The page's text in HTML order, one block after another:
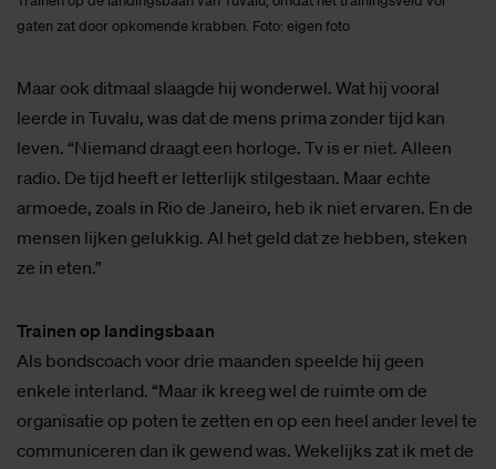
gaten zat door opkomende krabben. Foto: eigen foto
Maar ook ditmaal slaagde hij wonderwel. Wat hij vooral
leerde in Tuvalu, was dat de mens prima zonder tijd kan
leven. “Niemand draagt een horloge. Tv is er niet. Alleen
radio. De tijd heeft er letterlijk stilgestaan. Maar echte
armoede, zoals in Rio de Janeiro, heb ik niet ervaren. En de
mensen lijken gelukkig. Al het geld dat ze hebben, steken
ze in eten.”
Trainen op landingsbaan
Als bondscoach voor drie maanden speelde hij geen
enkele interland. “Maar ik kreeg wel de ruimte om de
organisatie op poten te zetten en op een heel ander level te
communiceren dan ik gewend was. Wekelijks zat ik met de